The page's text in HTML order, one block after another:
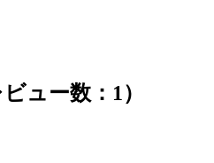
ュー数：1）